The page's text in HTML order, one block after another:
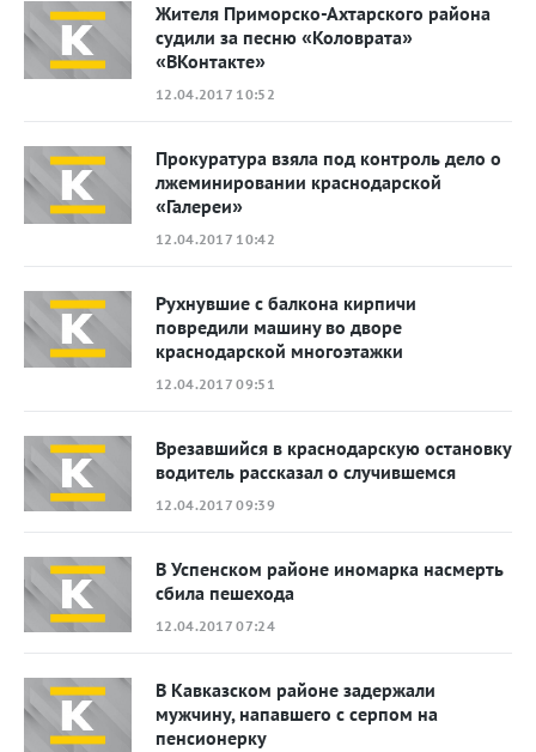
Жителя Приморско-Ахтарского района
судили за песню «Коловрата»
«ВКонтакте»
12.04.2017 10:52
Прокуратура взяла под контроль дело о
лжеминировании краснодарской
«Галереи»
12.04.2017 10:42
Рухнувшие с балкона кирпичи
повредили машину во дворе
краснодарской многоэтажки
12.04.2017 09:51
Врезавшийся в краснодарскую остановку
водитель рассказал о случившемся
12.04.2017 09:39
В Успенском районе иномарка насмерть
сбила пешехода
12.04.2017 07:24
В Кавказском районе задержали
мужчину, напавшего с серпом на
пенсионерку